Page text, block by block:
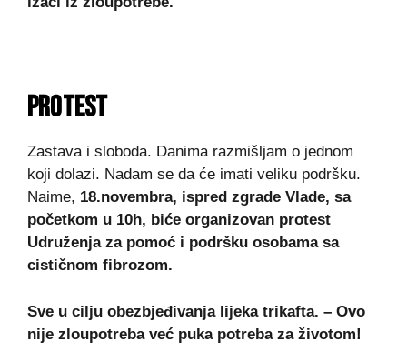
PROTEST
Zastava i sloboda. Danima razmišljam o jednom
koji dolazi. Nadam se da će imati veliku podršku.
Naime, 18.novembra, ispred zgrade Vlade, sa
početkom u 10h, biće organizovan protest
Udruženja za pomoć i podršku osobama sa
cističnom fibrozom.
Sve u cilju obezbjeđivanja lijeka trikafta. – Ovo
nije zloupotreba već puka potreba za životom!